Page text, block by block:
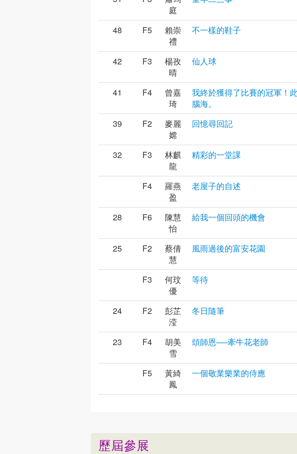
庭
48 F5
賴崇
禮
不一樣的鞋子
42 F3
楊孜
晴
仙人球
41 F4
曾嘉
琦
我終於獲得了比賽的冠軍！
腦海。
39
F2
麥麗
嫦
回憶尋回記
32 F3
林麒
龍
精彩的一堂課
F4
羅燕
盈
老屋子的自述
28 F6
陳慧
怡
給我一個回頭的機會
25 F2
蔡倩
慧
風雨過後的富安花園
F3
何玟
優
等待
24 F2
彭芷
滢
冬日隨筆
23 F4
胡美
雪
頌師恩──牽牛花老師
F5
黃綺
鳳
一個敬業樂業的侍應
歷屆參展